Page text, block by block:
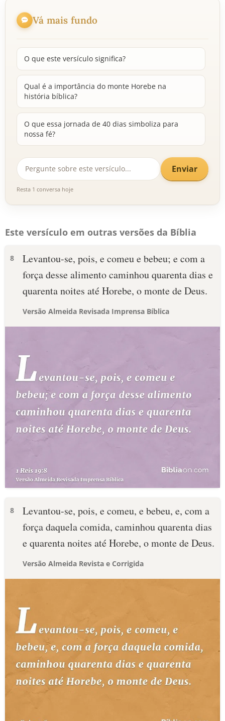
Vá mais fundo
O que este versículo significa?
Qual é a importância do monte Horebe na
história bíblica?
O que essa jornada de 40 dias simboliza para
nossa fé?
Enviar
Resta 1 conversa hoje
Este versículo em outras versões da Bíblia
8
Levantou-se, pois, e comeu e bebeu; e com a
força desse alimento caminhou quarenta dias e
quarenta noites até Horebe, o monte de Deus.
Versão Almeida Revisada Imprensa Bíblica
8
Levantou-se, pois, e comeu, e bebeu, e, com a
força daquela comida, caminhou quarenta dias
e quarenta noites até Horebe, o monte de Deus.
Versão Almeida Revista e Corrigida